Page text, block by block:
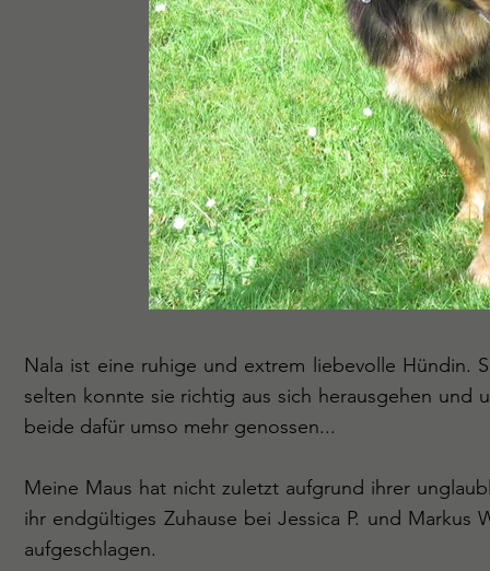
Nala ist eine ruhige und extrem liebevolle Hündin.
selten konnte sie richtig aus sich herausgehen
beide dafür umso mehr genossen...
Meine Maus hat nicht zuletzt aufgrund ihrer
ihr endgültiges Zuhause bei Jessica P. und
aufgeschlagen.